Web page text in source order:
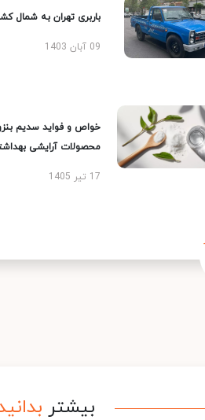
باربری تهران به شمال
09 آبان 1403
خواص و فواید سدیم
محصولات آرایشی بهداشتی
17 تیر 1405
بیشتر بدانید